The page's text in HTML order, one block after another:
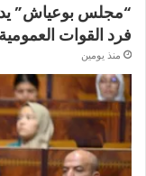
“مجلس بوعياش”
فرد القوات العمومية
منذ يومين